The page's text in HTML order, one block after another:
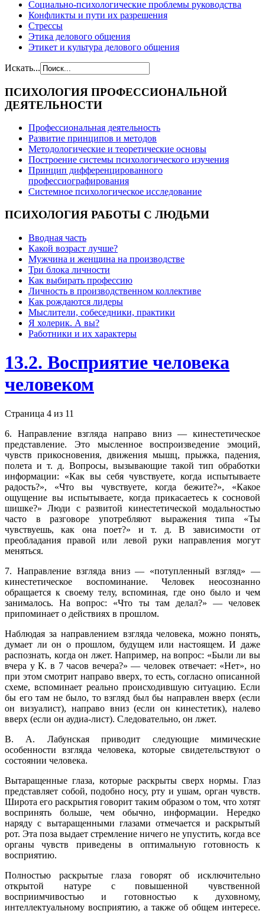
Cоциально-психологические проблемы руководства
Конфликты и пути их разрешения
Стрессы
Этика делового общения
Этикет и культура делового общения
Искать...
ПСИХОЛОГИЯ ПРОФЕССИОНАЛЬНОЙ
ДЕЯТЕЛЬНОСТИ
Профессиональная деятельность
Развитие принципов и методов
Методологические и теоретические основы
Построение системы психологического изучения
Принцип дифференцированного
профессиографирования
Системное психологическое исследование
ПСИХОЛОГИЯ РАБОТЫ С ЛЮДЬМИ
Вводная часть
Какой возраст лучше?
Мужчина и женщина на производстве
Три блока личности
Как выбирать профессию
Личность в производственном коллективе
Как рождаются лидеры
Мыслители, собеседники, практики
Я холерик. А вы?
Работники и их характеры
13.2. Восприятие человека
человеком
Страница 4 из 11
6. Направление взгляда направо вниз — кинестетическое
представление. Это мысленное воспроизведение эмоций,
чувств прикосновения, движения мышц, прыжка, падения,
полета и т. д. Вопросы, вызывающие такой тип обработки
информации: «Как вы себя чувствуете, когда испытываете
радость?», «Что вы чувствуете, когда бежите?», «Какое
ощущение вы испытываете, когда прикасаетесь к сосновой
шишке?» Люди с развитой кинестетической модальностью
часто в разговоре употребляют выражения типа «Ты
чувствуешь, как она поет?» и т. д. В зависимости от
преобладания правой или левой руки направления могут
меняться.
7. Направление взгляда вниз — «потупленный взгляд» —
кинестетическое воспоминание. Человек неосознанно
обращается к своему телу, вспоминая, где оно было и чем
занималось. На вопрос: «Что ты там делал?» — человек
припоминает о действиях в прошлом.
Наблюдая за направлением взгляда человека, можно понять,
думает ли он о прошлом, будущем или настоящем. И даже
распознать, когда он лжет. Например, на вопрос: «Были ли вы
вчера у К. в 7 часов вечера?» — человек отвечает: «Нет», но
при этом смотрит направо вверх, то есть, согласно описанной
схеме, вспоминает реально происходившую ситуацию. Если
бы его там не было, то взгляд был бы направлен вверх (если
он визуалист), направо вниз (если он кинестетик), налево
вверх (если он аудиа-лист). Следовательно, он лжет.
В. А. Лабунская приводит следующие мимические
особенности взгляда человека, которые свидетельствуют о
состоянии человека.
Вытаращенные глаза, которые раскрыты сверх нормы. Глаз
представляет собой, подобно носу, рту и ушам, орган чувств.
Широта его раскрытия говорит таким образом о том, что хотят
воспринять больше, чем обычно, информации. Нередко
наряду с вытаращенными глазами отмечается и раскрытый
рот. Эта поза выдает стремление ничего не упустить, когда все
органы чувств приведены в оптимальную готовность к
восприятию.
Полностью раскрытые глаза говорят об исключительно
открытой натуре с повышенной чувственной
восприимчивостью и готовностью к духовному,
интеллектуальному восприятию, а также об общем интересе.